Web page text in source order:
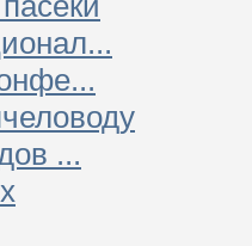
...